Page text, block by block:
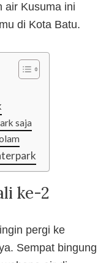
air Kusuma ini
di Kota Batu.
saja
ke-2
pergi ke
Sempat bingung